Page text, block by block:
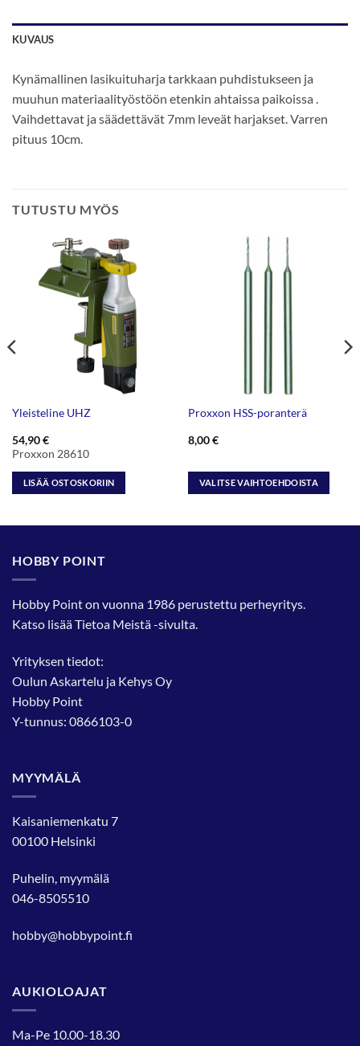
KUVAUS
Kynämallinen lasikuituharja tarkkaan puhdistukseen ja
muuhun materiaalityöstöön etenkin ahtaissa paikoissa .
Vaihdettavat ja säädettävät 7mm leveät harjakset. Varren
pituus 10cm.
TUTUSTU MYÖS
Yleisteline UHZ
54,90€
Proxxon 28610
LISÄÄ OSTOSKORIIN
Proxxon HSS-poranterä
8,00€
VALITSE VAIHTOEHDOISTA
tehdä
HOBBY POINT
Hobby Point on vuonna 1986 perustettu perheyritys.
Katso lisääTietoa Meistä-sivulta.
Yrityksen tiedot:
Oulun Askartelu ja Kehys Oy
Hobby Point
Y-tunnus: 0866103-0
MYYMÄLÄ
Kaisaniemenkatu 7
00100 Helsinki
Puhelin, myymälä
046-8505510
hobby@hobbypoint.fi
AUKIOLOAJAT
Ma-Pe 10.00-18.30